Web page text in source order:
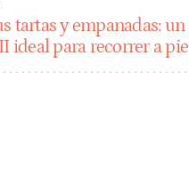
tartas y empanadas: un
ideal para recorrer a pie